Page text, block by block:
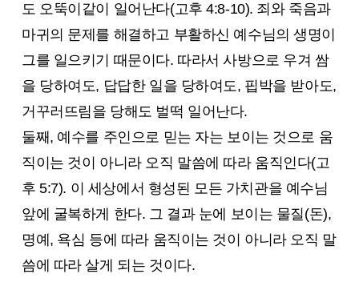
도 오뚝이같이 일어난다(고후 4:8-10). 죄와 죽음과
마귀의 문제를 해결하고 부활하신 예수님의 생명이
그를 일으키기 때문이다. 따라서 사방으로 우겨 쌈
을 당하여도, 답답한 일을 당하여도, 핍박을 받아도,
거꾸러뜨림을 당해도 벌떡 일어난다.
둘째, 예수를 주인으로 믿는 자는 보이는 것으로 움
직이는 것이 아니라 오직 말씀에 따라 움직인다(고
후 5:7). 이 세상에서 형성된 모든 가치관을 예수님
앞에 굴복하게 한다. 그 결과 눈에 보이는 물질(돈),
명예, 욕심 등에 따라 움직이는 것이 아니라 오직 말
씀에 따라 살게 되는 것이다.